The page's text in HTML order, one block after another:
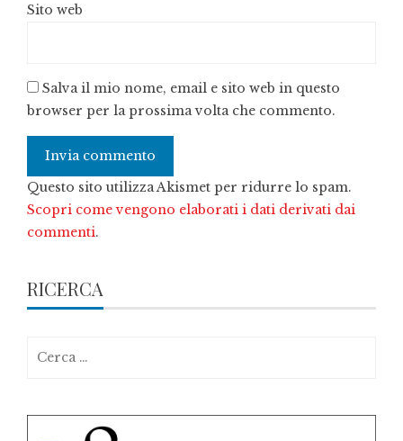
Sito web
Salva il mio nome, email e sito web in questo
browser per la prossima volta che commento.
Questo sito utilizza Akismet per ridurre lo spam.
Scopri come vengono elaborati i dati derivati dai
commenti.
RICERCA